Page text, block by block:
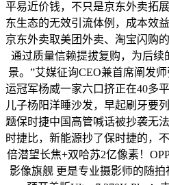
平易近价钱，不只是京东外卖拓
东生态的无效引流体例，成本效
京东外卖取美团外卖、淘宝闪购
通过质量信赖提拔复购，为后续
景。”艾媒征询CEO兼首席阐发
运冠军杨威一家六口挤正在40多
儿子杨阳洋睡沙发，早起刷牙要
题保时捷中国高管喊话被抄袭无
时捷比，新能源抄了保时捷的，
倍潜望长焦+双哈苏2亿像素！
影像旗舰 更是专业摄影师的随